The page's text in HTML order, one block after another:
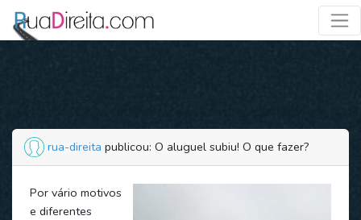
rua-direita publicou: O aluguel subiu! O que fazer?
Por vário motivos
e diferentes